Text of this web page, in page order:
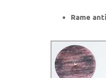
Rame